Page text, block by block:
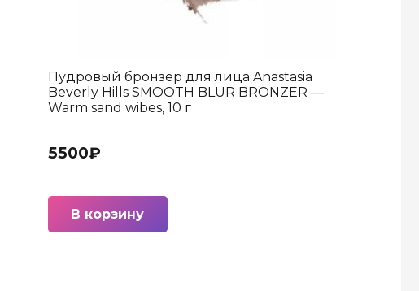
Пудровый бронзер для лица Anastasia
Beverly Hills SMOOTH BLUR BRONZER —
Warm sand wibes, 10 г
5500₽
В корзину